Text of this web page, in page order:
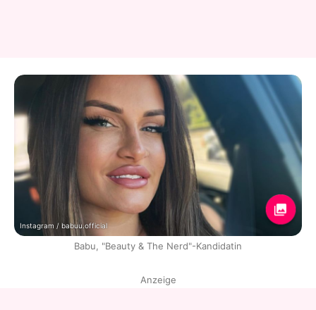
Instagram / babuu.official
Babu, "Beauty & The Nerd"-Kandidatin
Anzeige